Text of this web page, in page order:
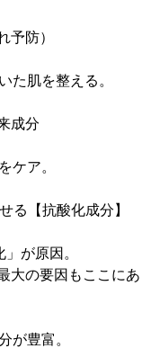
防）
た肌を整える。
成分
ケア。
る【抗酸化成分】
が原因。
大の要因もここに
が豊富。